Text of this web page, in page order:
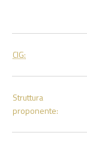
CIG:
Struttura
proponente: